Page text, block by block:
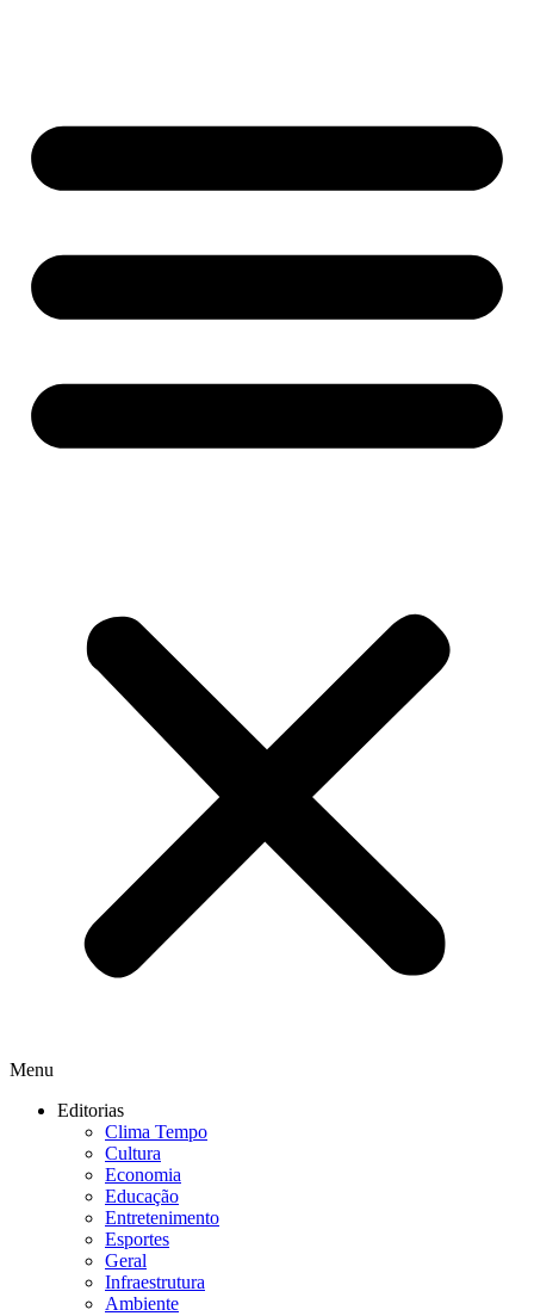
Menu
Editorias
Clima Tempo
Cultura
Economia
Educação
Entretenimento
Esportes
Geral
Infraestrutura
Ambiente